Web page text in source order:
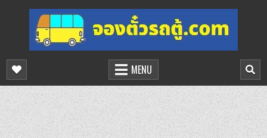
content
จองตั๋วรถตู้ออนไลน์
บริการจองตั๋วรถตู้ออนไลน์
MENU